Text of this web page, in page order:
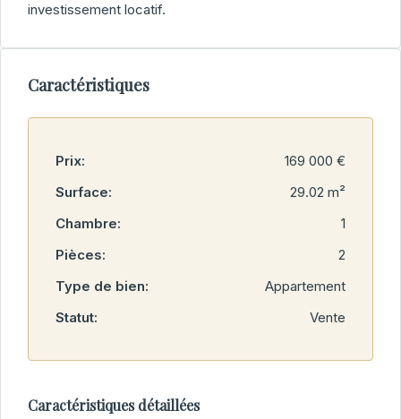
investissement locatif.
Caractéristiques
Prix:
169 000 €
Surface:
29.02 m²
Chambre:
1
Pièces:
2
Type de bien:
Appartement
Statut:
Vente
Caractéristiques détaillées